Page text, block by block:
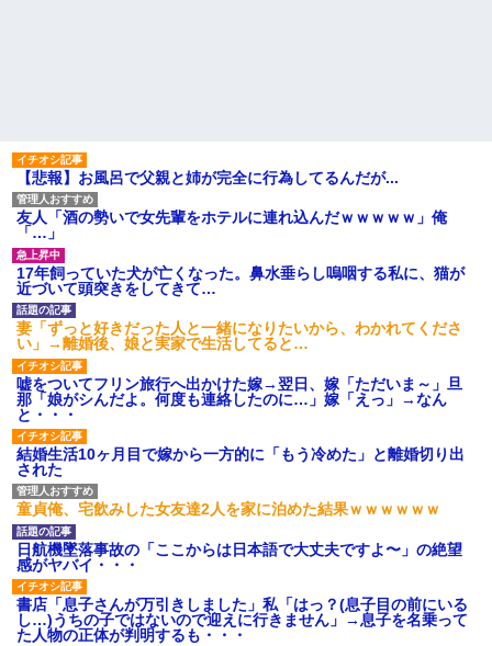
【悲報】お風呂で父親と姉が完全に行為してるんだが...
友人「酒の勢いで女先輩をホテルに連れ込んだｗｗｗｗｗ」俺
「…」
17年飼っていた犬が亡くなった。鼻水垂らし嗚咽する私に、猫が
近づいて頭突きをしてきて…
妻「ずっと好きだった人と一緒になりたいから、わかれてくださ
い」→離婚後、娘と実家で生活してると…
嘘をついてフリン旅行へ出かけた嫁→翌日、嫁「ただいま～」旦
那「娘がシんだよ。何度も連絡したのに…」嫁「えっ」→なん
と・・・
結婚生活10ヶ月目で嫁から一方的に「もう冷めた」と離婚切り出
された
童貞俺、宅飲みした女友達2人を家に泊めた結果ｗｗｗｗｗｗ
日航機墜落事故の「ここからは日本語で大丈夫ですよ〜」の絶望
感がヤバイ・・・
書店「息子さんが万引きしました」私「はっ？(息子目の前にいる
し…)うちの子ではないので迎えに行きません」→息子を名乗って
た人物の正体が判明するも・・・